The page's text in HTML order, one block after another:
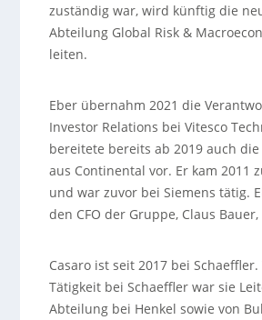
zuständig war, wird künftig die
Abteilung Global Risk &
leiten.
Eber übernahm 2021 die
Investor Relations bei Vitesco
bereitete bereits ab 2019 auch
aus Continental vor. Er kam 2011
und war zuvor bei Siemens tätig.
den CFO der Gruppe, Claus
Casaro ist seit 2017 bei
Tätigkeit bei Schaeffler war sie
Abteilung bei Henkel sowie von